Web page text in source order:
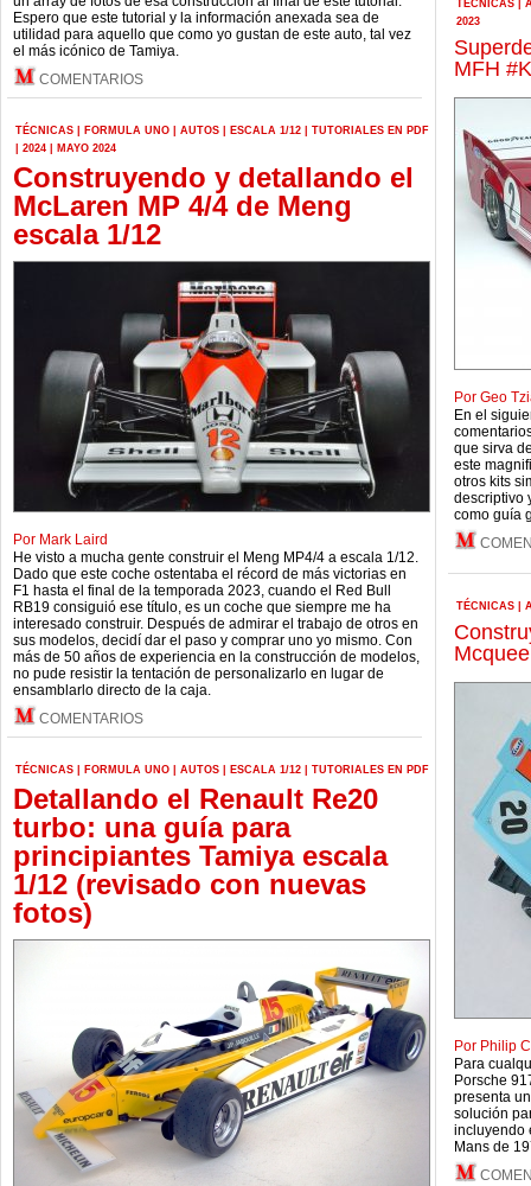
Espero que este tutorial y la información anexada sea de
utilidad para aquello que como yo gustan de este auto, tal vez
el más icónico de Tamiya.
COMENTARIOS
TÉCNICAS FORMULA UNO AUTOS ESCALA 1/12
TUTORIALES EN PDF
2024 MAYO 2024
Construyendo y detallando el
McLaren MP 4/4 de Meng
escala 1/12
Por Mark Laird
He visto a mucha gente construir el Meng MP4/4 a escala 1/12.
Dado que este coche ostentaba el récord de más victorias en
F1 hasta el final de la temporada 2023, cuando el Red Bull
RB19 consiguió ese título, es un coche que siempre me ha
interesado construir. Después de admirar el trabajo de otros en
sus modelos, decidí dar el paso y comprar uno yo mismo. Con
más de 50 años de experiencia en la construcción de modelos,
no pude resistir la tentación de personalizarlo en lugar de
ensamblarlo directo de la caja.
COMENTARIOS
TÉCNICAS FORMULA UNO AUTOS ESCALA 1/12 TUTORIALES EN PDF
Detallando el Renault Re20
turbo: una guía para
principiantes Tamiya escala
1/12 (revisado con nuevas
fotos)
TÉCNICAS
2023
MFH
Por Geo
En el
que sirva
este
otros kits
descriptivo
como guía
TÉCNICAS
Por Philip
Para
Porsche
presenta
solución
incluyendo
Mans de